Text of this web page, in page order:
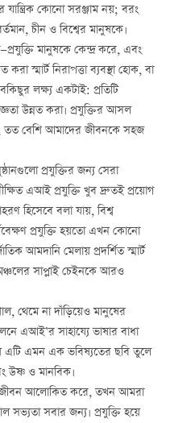
যান্ত্রিক কোনো সরঞ্জাম নয়; বরং
চীন ও বিশ্বের মানুষকে।
মানুষকে কেন্দ্র করে, এবং
স্মার্ট নিরাপত্তা ব্যবস্থা হোক, বা
লক্ষ্য একটাই: প্রতিটি
উন্নত করা। প্রযুক্তির আসল
তত বেশি আমাদের জীবনকে সহজ
প্রযুক্তির জন্য সেরা
এআই প্রযুক্তি খুব দ্রুতই প্রয়োগ
হিসেবে বলা যায়, বিশ্ব
প্রযুক্তি হয়তো এখন কোনো
আমদানি মেলায় প্রদর্শিত স্মার্ট
সাপ্লাই চেইনকে আরও
থেমে না দাঁড়িয়েও মানুষের
এআই’র সাহায্যে ভাষার বাধা
এমন এক ভবিষ্যতের ছবি তুলে
উষ্ণ ও মানবিক।
জীবন আলোকিত করে, তখন আমরা
সবার জন্য। প্রযুক্তি হয়ে